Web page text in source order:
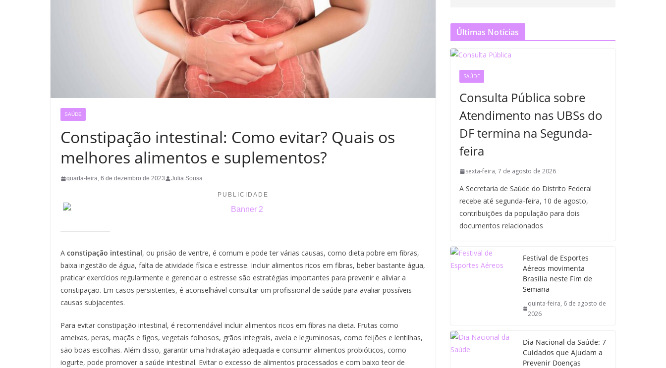
SAÚDE
Constipação intestinal: Como evitar? Quais os
melhores alimentos e suplementos?
quarta-feira, 6 de dezembro de 2023 Julia Sousa
PUBLICIDADE
A constipação intestinal, ou prisão de ventre, é comum e pode ter várias causas, como dieta pobre em fibras,
baixa ingestão de água, falta de atividade física e estresse. Incluir alimentos ricos em fibras, beber bastante água,
praticar exercícios regularmente e gerenciar o estresse são estratégias importantes para prevenir e aliviar a
constipação. Em casos persistentes, é aconselhável consultar um profissional de saúde para avaliar possíveis
causas subjacentes.
Para evitar constipação intestinal, é recomendável incluir alimentos ricos em fibras na dieta. Frutas como
ameixas, peras, maçãs e figos, vegetais folhosos, grãos integrais, aveia e leguminosas, como feijões e lentilhas,
são boas escolhas. Além disso, garantir uma hidratação adequada e consumir alimentos probióticos, como
iogurte, pode promover a saúde intestinal. Evitar o excesso de alimentos processados e com baixo teor de
Últimas Notícias
SAÚDE
Consulta Pública sobre
Atendimento nas UBSs do
DF termina na Segunda-
feira
sexta-feira, 7 de agosto de 2026
A Secretaria de Saúde do Distrito Federal
recebe até segunda-feira, 10 de agosto,
contribuições da população para dois
documentos relacionados
Festival de Esportes
Aéreos movimenta
Brasília neste Fim de
Semana
quinta-feira, 6 de agosto de
2026
Dia Nacional da Saúde: 7
Cuidados que Ajudam a
Prevenir Doenças